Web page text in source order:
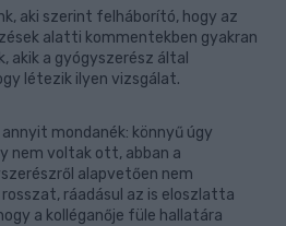
aki szerint felháborító, hogy az
alatti kommentekben gyakran
akik a gyógyszerész által
létezik ilyen vizsgálat.
mondanék: könnyű úgy
nem voltak ott, abban a
alapvetően nem
ráadásul az is eloszlatta
a kolléganője füle hallatára